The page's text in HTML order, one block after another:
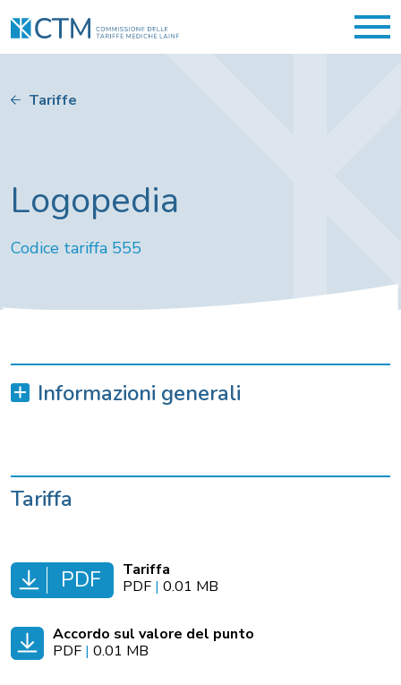
Tariffe
Logopedia
Codice tariffa 555
Informazioni generali
Tariffa
PDF
Tariffa
PDF | 0.01 MB
Accordo sul valore del punto
PDF | 0.01 MB